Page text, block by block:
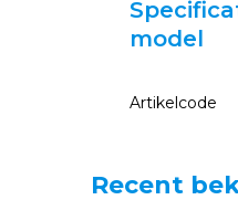
model
Artikelcode
Recent